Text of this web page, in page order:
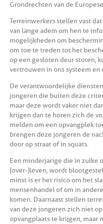
Grondrechten van de
Terreinwerkers stellen vast
van lange adem om hen te
mogelijkheden om
om toe te treden tot het
op een gesloten deur stoten,
vertrouwen in ons systeem
De verantwoordelijke
jongeren die buiten deze
maar deze wordt vaker niet
krijgen dan te horen zich de
melden om een opvangplek
brengen deze jongeren de
door op straat of in squats.
Een minderjarige die in zulke
(over-)leven, wordt
minst is er het risico om het
mensenhandel of om in
komen. Daarnaast stellen
van deze jongeren zich niet
opvangplaats te krijgen, maar